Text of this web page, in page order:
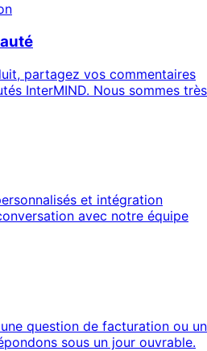
partagez vos commentaires
InterMIND. Nous sommes très
et intégration
avec notre équipe
question de facturation ou un
sous un jour ouvrable.